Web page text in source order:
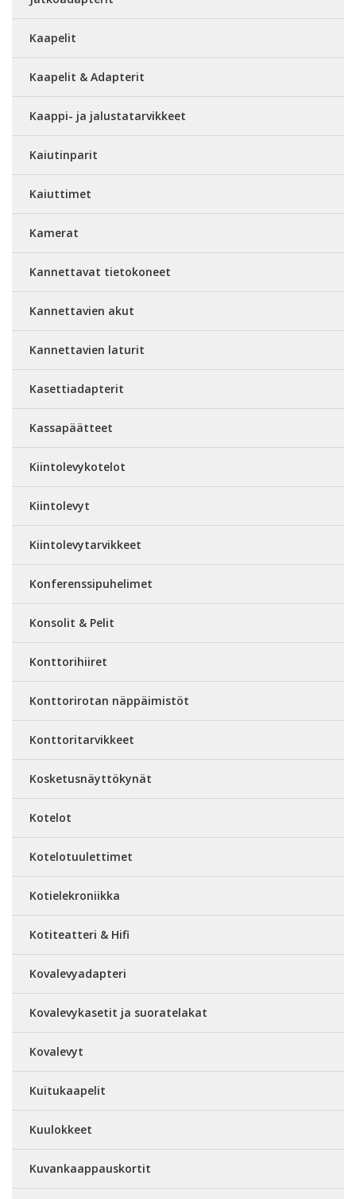
Kaapelit
Kaapelit & Adapterit
Kaappi- ja jalustatarvikkeet
Kaiutinparit
Kaiuttimet
Kamerat
Kannettavat tietokoneet
Kannettavien akut
Kannettavien laturit
Kasettiadapterit
Kassapäätteet
Kiintolevykotelot
Kiintolevyt
Kiintolevytarvikkeet
Konferenssipuhelimet
Konsolit & Pelit
Konttorihiiret
Konttorirotan näppäimistöt
Konttoritarvikkeet
Kosketusnäyttökynät
Kotelot
Kotelotuulettimet
Kotielekroniikka
Kotiteatteri & Hifi
Kovalevyadapteri
Kovalevykasetit ja suoratelakat
Kovalevyt
Kuitukaapelit
Kuulokkeet
Kuvankaappauskortit